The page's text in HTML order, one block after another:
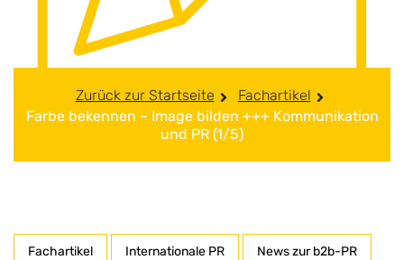
Zurück zur Startseite
Fachartikel
Farbe bekennen – Image bilden +++ Kommunikation
und PR (1/5)
Fachartikel Internationale PR News zur b2b-PR